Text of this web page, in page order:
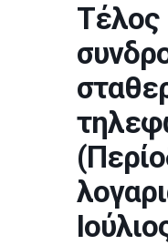
Τέλος